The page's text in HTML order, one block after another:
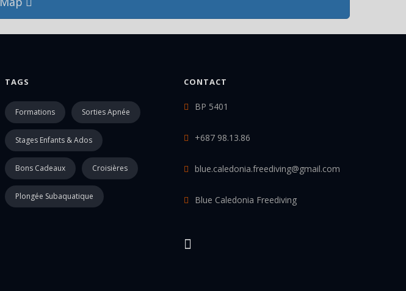
TAGS
Formations Sorties Apnée
Stages Enfants & Ados
Bons Cadeaux Croisières
Plongée Subaquatique
CONTACT
BP 5401
+687 98.13.86
blue.caledonia.freediving@gmail.com
Blue Caledonia Freediving